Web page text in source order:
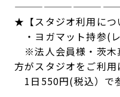
★【スタジオ利用につ
・ヨガマット持参(
※法人会員様・茨木
方がスタジオをご利用
1日550円(税込）で